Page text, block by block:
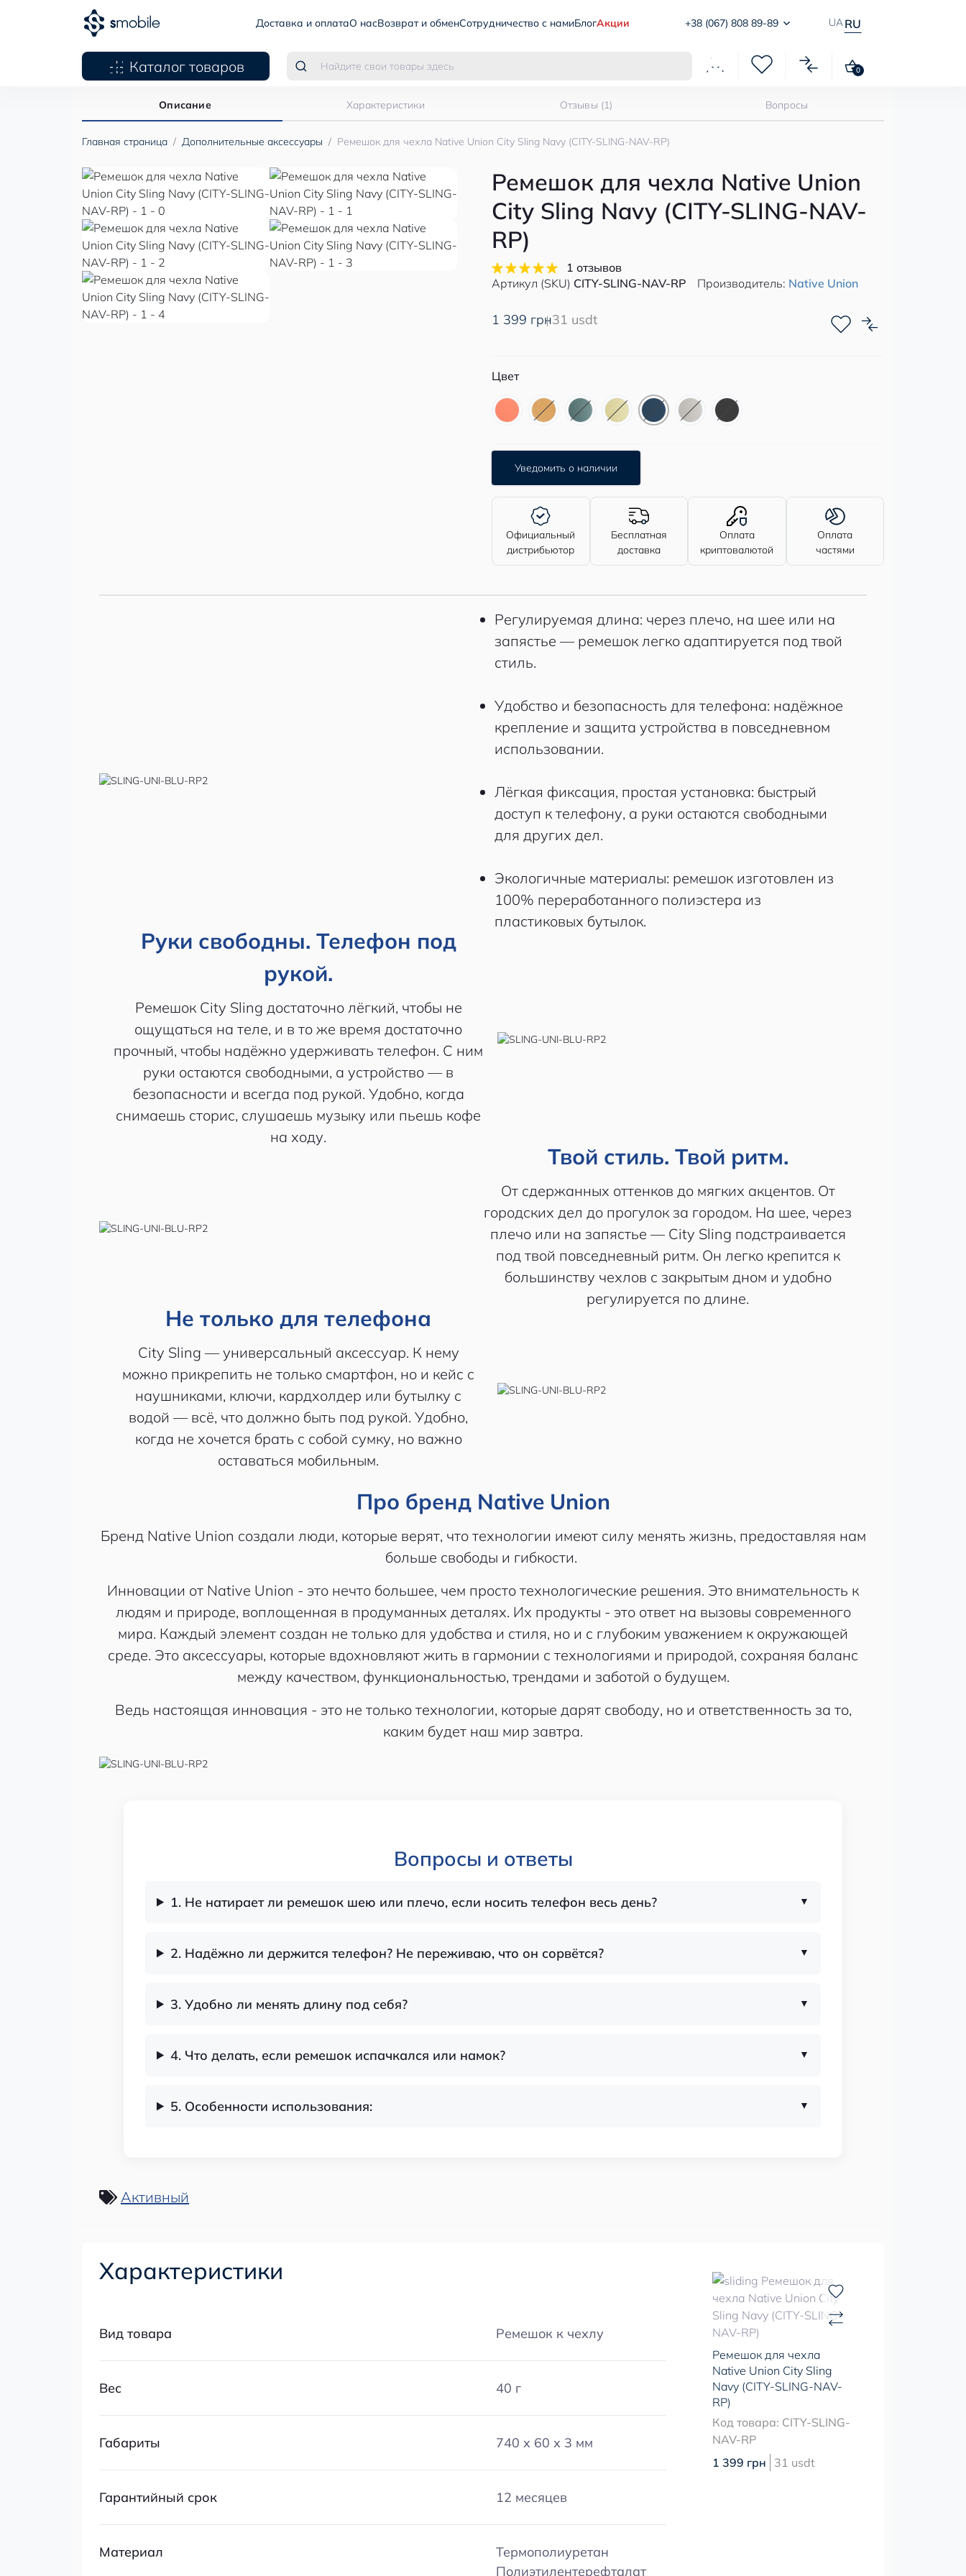
Доставка и оплатаО насВозврат и обменСотрудничество с намиБлогАкции +38 (067) 808 89-89 UA RU
Каталог товаров 0
Главная страница Дополнительные аксессуары Ремешок для чехла Native Union City Sling Navy (CITY-SLING-NAV-RP)
Описание Характеристики Отзывы (1) Вопросы
Ремешок для чехла Native Union
City Sling Navy (CITY-SLING-NAV-
RP)
1 отзывов
Артикул (SKU) CITY-SLING-NAV-RP Производитель: Native Union
1 399 грн31 usdt
Цвет
Уведомить о наличии
Официальный
дистрибьютор
Бесплатная
доставка
Оплата
криптовалютой
Оплата
частями
Регулируемая длина: через плечо, на шее или на
запястье — ремешок легко адаптируется под твой
стиль.
Удобство и безопасность для телефона: надёжное
крепление и защита устройства в повседневном
использовании.
Лёгкая фиксация, простая установка: быстрый
доступ к телефону, а руки остаются свободными
для других дел.
Экологичные материалы: ремешок изготовлен из
100% переработанного полиэстера из
пластиковых бутылок.
Руки свободны. Телефон под
рукой.
Ремешок City Sling достаточно лёгкий, чтобы не
ощущаться на теле, и в то же время достаточно
прочный, чтобы надёжно удерживать телефон. С ним
руки остаются свободными, а устройство — в
безопасности и всегда под рукой. Удобно, когда
снимаешь сторис, слушаешь музыку или пьешь кофе
на ходу.
Твой стиль. Твой ритм.
От сдержанных оттенков до мягких акцентов. От
городских дел до прогулок за городом. На шее, через
плечо или на запястье — City Sling подстраивается
под твой повседневный ритм. Он легко крепится к
большинству чехлов с закрытым дном и удобно
регулируется по длине.
Не только для телефона
City Sling — универсальный аксессуар. К нему
можно прикрепить не только смартфон, но и кейс с
наушниками, ключи, кардхолдер или бутылку с
водой — всё, что должно быть под рукой. Удобно,
когда не хочется брать с собой сумку, но важно
оставаться мобильным.
Про бренд Native Union
Бренд Native Union создали люди, которые верят, что технологии имеют силу менять жизнь, предоставляя нам
больше свободы и гибкости.
Инновации от Native Union - это нечто большее, чем просто технологические решения. Это внимательность к
людям и природе, воплощенная в продуманных деталях. Их продукты - это ответ на вызовы современного
мира. Каждый элемент создан не только для удобства и стиля, но и с глубоким уважением к окружающей
среде. Это аксессуары, которые вдохновляют жить в гармонии с технологиями и природой, сохраняя баланс
между качеством, функциональностью, трендами и заботой о будущем.
Ведь настоящая инновация - это не только технологии, которые дарят свободу, но и ответственность за то,
каким будет наш мир завтра.
Вопросы и ответы
1. Не натирает ли ремешок шею или плечо, если носить телефон весь день?
2. Надёжно ли держится телефон? Не переживаю, что он сорвётся?
3. Удобно ли менять длину под себя?
4. Что делать, если ремешок испачкался или намок?
5. Особенности использования:
Активный
Характеристики
Вид товара Ремешок к чехлу
Вес 40 г
Габариты 740 х 60 х 3 мм
Гарантийный срок 12 месяцев
Материал
Термополиуретан
Полиэтилентерефталат
Ремешок для чехла
Native Union City Sling
Navy (CITY-SLING-NAV-
RP)
Код товара: CITY-SLING-
NAV-RP
1 399 грн
31 usdt